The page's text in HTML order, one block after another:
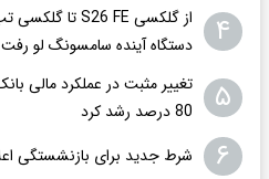
۴
دستگاه آینده سامسونگ لو رفت
۵
تغییر مثبت در عملکرد مالی
80 درصد رشد کرد
۶ شرط جدید برای بازنشستگی